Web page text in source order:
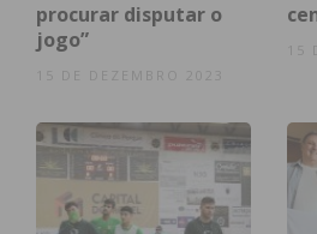
Assine nossa
procurar disputar o
jogo”